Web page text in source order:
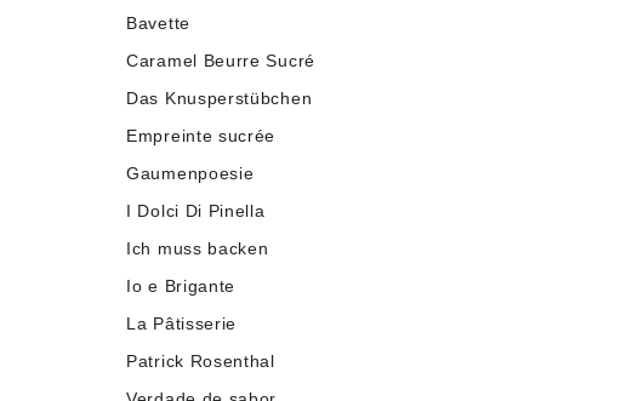
Bavette
Caramel Beurre Sucré
Das Knusperstübchen
Empreinte sucrée
Gaumenpoesie
I Dolci Di Pinella
Ich muss backen
Io e Brigante
La Pâtisserie
Patrick Rosenthal